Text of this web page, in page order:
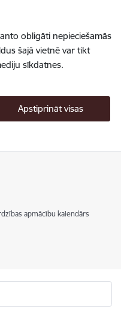
obligāti nepieciešamās
šajā vietnē var tikt
sīkdatnes.
Apstiprināt visas
apmācību kalendārs